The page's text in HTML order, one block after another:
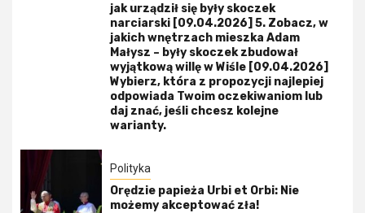
jak urządził się były skoczek
narciarski [09.04.2026] 5. Zobacz, w
jakich wnętrzach mieszka Adam
Małysz – były skoczek zbudował
wyjątkową willę w Wiśle [09.04.2026]
Wybierz, która z propozycji najlepiej
odpowiada Twoim oczekiwaniom lub
daj znać, jeśli chcesz kolejne
warianty.
Polityka
Orędzie papieża Urbi et Orbi: Nie
możemy akceptować zła!